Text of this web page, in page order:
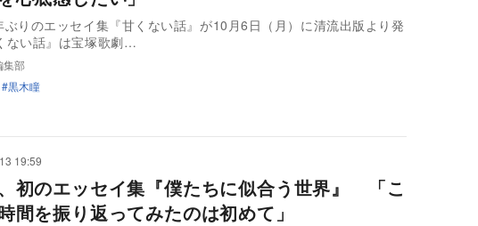
りのエッセイ集『甘くない話』が10月6日（月）に清流出版より発
『甘くない話』は宝塚歌劇…
集部
黒木瞳
19:59
初のエッセイ集『僕たちに似合う世界』 「こ
間を振り返ってみたのは初めて」